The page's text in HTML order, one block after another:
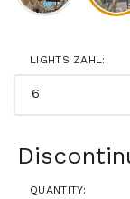
LIGHTS ZAHL:
QUANTITY: